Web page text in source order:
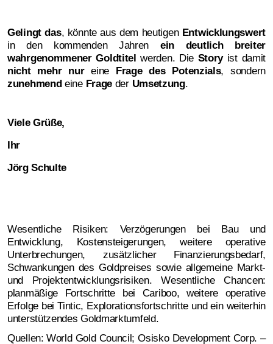
Gelingt das, könnte aus dem heutigen Entwicklungswert
in den kommenden Jahren ein deutlich breiter
wahrgenommener Goldtitel werden. Die Storyist damit
nicht mehr nureine Frage des Potenzials, sondern
zunehmendeine Frage der Umsetzung.
Viele Grüße,
Ihr
Jörg Schulte
Wesentliche Risiken: Verzögerungen bei Bau und
Entwicklung, Kostensteigerungen, weitere operative
Unterbrechungen, zusätzlicher Finanzierungsbedarf,
Schwankungen des Goldpreises sowie allgemeine Markt-
und Projektentwicklungsrisiken. Wesentliche Chancen:
planmäßige Fortschritte bei Cariboo, weitere operative
Erfolge bei Tintic, Explorationsfortschritte und ein weiterhin
unterstützendes Goldmarktumfeld.
Quellen: World Gold Council; Osisko Development Corp. –